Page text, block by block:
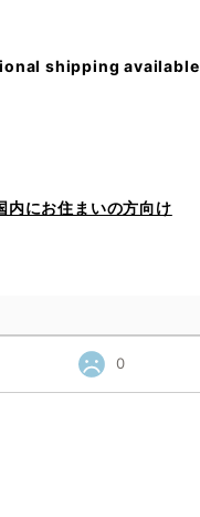
shipping available
内にお住まいの方向け
0